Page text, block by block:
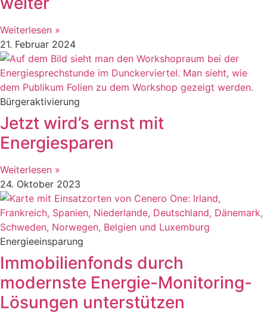
Weiterlesen »
21. Februar 2024
Bürgeraktivierung
Jetzt wird’s ernst mit
Energiesparen
Weiterlesen »
24. Oktober 2023
Energieeinsparung
Immobilienfonds durch
modernste Energie-Monitoring-
Lösungen unterstützen